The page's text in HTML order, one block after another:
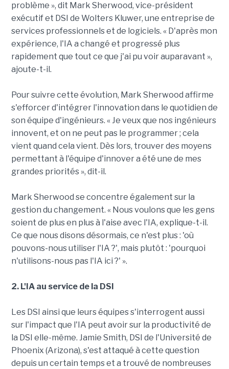
problème », dit Mark Sherwood, vice-président
exécutif et DSI de Wolters Kluwer, une entreprise de
services professionnels et de logiciels. « D'après mon
expérience, l'IA a changé et progressé plus
rapidement que tout ce que j'ai pu voir auparavant »,
ajoute-t-il.
Pour suivre cette évolution, Mark Sherwood affirme
s'efforcer d'intégrer l'innovation dans le quotidien de
son équipe d'ingénieurs. « Je veux que nos ingénieurs
innovent, et on ne peut pas le programmer ; cela
vient quand cela vient. Dès lors, trouver des moyens
permettant à l'équipe d'innover a été une de mes
grandes priorités », dit-il.
Mark Sherwood se concentre également sur la
gestion du changement. « Nous voulons que les gens
soient de plus en plus à l'aise avec l'IA, explique-t-il.
Ce que nous disons désormais, ce n'est plus : 'où
pouvons-nous utiliser l'IA ?', mais plutôt : 'pourquoi
n'utilisons-nous pas l'IA ici ?' ».
2. L'IA au service de la DSI
Les DSI ainsi que leurs équipes s'interrogent aussi
sur l'impact que l'IA peut avoir sur la productivité de
la DSI elle-même. Jamie Smith, DSI de l'Université de
Phoenix (Arizona), s'est attaqué à cette question
depuis un certain temps et a trouvé de nombreuses